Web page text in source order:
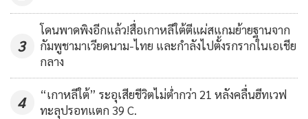
(ที่มา: รอยเตอร์)
3
โดนพาดพิงอีกแล้ว!สื่อเกาหลีใต้ตีแผ่สแกมย้ายฐานจาก
กัมพูชามาเวียดนาม-ไทย และกำลังไปตั้งรกรากในเอเชีย
กลาง
4
“เกาหลีใต้” ระอุเสียชีวิตไม่ต่ำกว่า 21 หลังคลื่นฮีทเวฟ
ทะลุปรอทแตก 39 C.